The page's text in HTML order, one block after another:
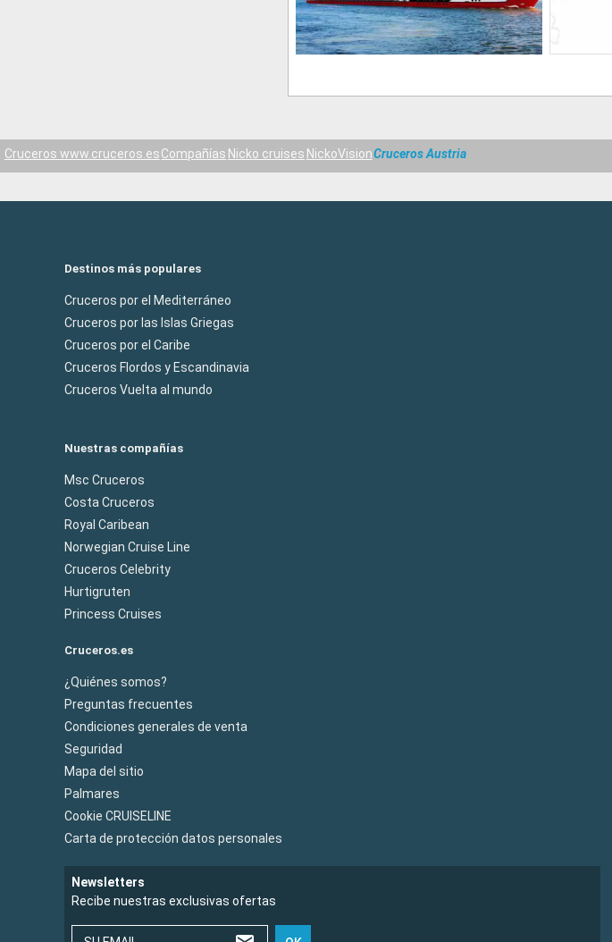
Cruceros www.cruceros.esCompañías Nicko cruises NickoVisionCruceros Austria
Destinos más populares
Cruceros por el Mediterráneo
Cruceros por las Islas Griegas
Cruceros por el Caribe
Cruceros Flordos y Escandinavia
Cruceros Vuelta al mundo
Nuestras compañías
Msc Cruceros
Costa Cruceros
Royal Caribean
Norwegian Cruise Line
Cruceros Celebrity
Hurtigruten
Princess Cruises
Cruceros.es
¿Quiénes somos?
Preguntas frecuentes
Condiciones generales de venta
Seguridad
Mapa del sitio
Palmares
Cookie CRUISELINE
Carta de protección datos personales
Newsletters
Recibe nuestras exclusivas ofertas